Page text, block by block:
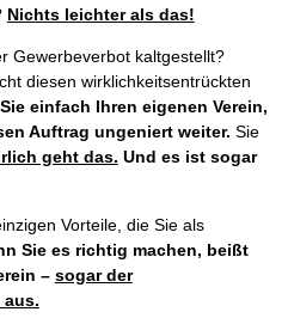
Nichts leichter als das!
Gewerbeverbot kaltgestellt?
diesen wirklichkeitsentrückten
einfach Ihren eigenen Verein,
Auftrag ungeniert weiter. Sie
geht das. Und es ist sogar
Vorteile, die Sie als
Sie es richtig machen, beißt
– sogar der
aus.